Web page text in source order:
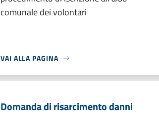
comunale dei volontari
VAI ALLA PAGINA
Domanda di risarcimento danni